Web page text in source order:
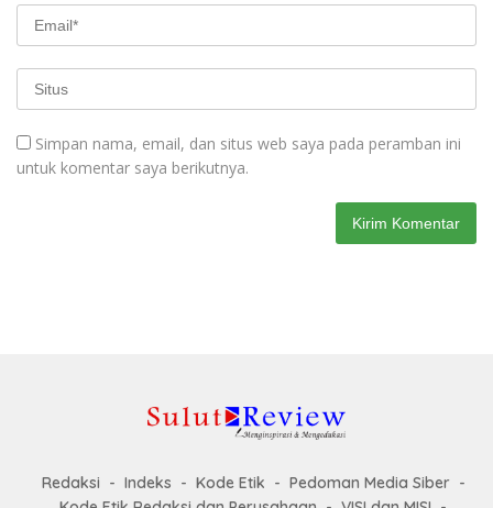
Simpan nama, email, dan situs web saya pada peramban ini
untuk komentar saya berikutnya.
Redaksi Indeks Kode Etik
Pedoman Media Siber